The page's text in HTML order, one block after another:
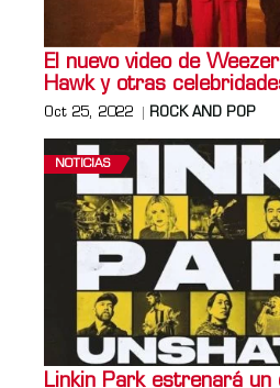
El nuevo video de
Hawk y otras
Oct 25, 2022 ROCK AND POP
NOTICIAS
Linkin Park estrenará un